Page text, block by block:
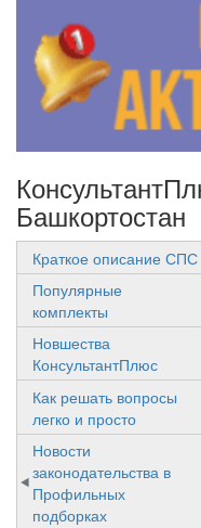
Башкортостан
Краткое описание СПС
Популярные
комплекты
Новшества
КонсультантПлюс
Как решать вопросы
легко и просто
Новости
законодательства в
Профильных
подборках